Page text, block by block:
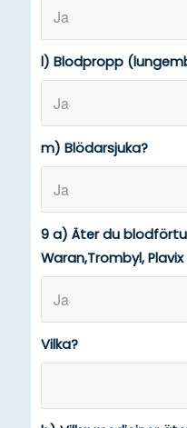
l) Blodpropp
m) Blödarsjuka?
9 a) Äter du
Waran,Trombyl,
Vilka?